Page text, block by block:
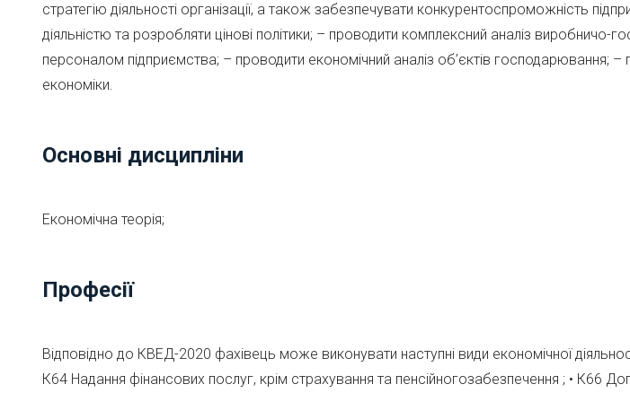
стратегію діяльності організації, а також забезпечувати конкурентоспроможність
діяльністю та розробляти цінові політики; – проводити комплексний аналіз виробничо-
персоналом підприємства; – проводити економічний аналіз об’єктів господарювання; –
економіки.
Основні дисципліни
Економічна теорія;
Професії
Відповідно до КВЕД-2020 фахівець може виконувати наступні види економічної
К64 Надання фінансових послуг, крім страхування та пенсійногозабезпечення ; • К66